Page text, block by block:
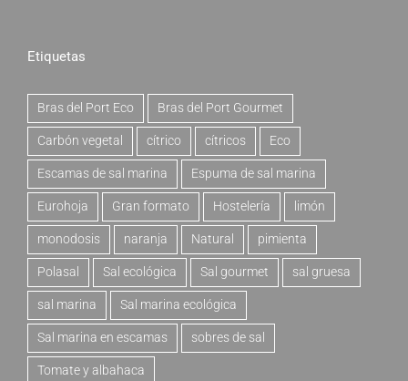
Etiquetas
Bras del Port Eco Bras del Port Gourmet
Carbón vegetal cítrico cítricos Eco
Escamas de sal marina Espuma de sal marina
Eurohoja Gran formato Hostelería limón
monodosis naranja Natural pimienta
Polasal Sal ecológica Sal gourmet sal gruesa
sal marina Sal marina ecológica
Sal marina en escamas sobres de sal
Tomate y albahaca